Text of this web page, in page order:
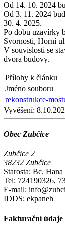
Od 14. 10. 2024
Od 3. 11. 2024
30. 4. 2025.
Po dobu uzavírky
Svornosti, Horní
V souvislosti se
dvora budovy.
Přílohy k článku
Jméno souboru
rekonstrukce-
Vyvěšení:
Obec Zubčice
Zubčice 2
38232 Zubčice
Starosta: Bc. Hana
Tel: 724190326,
E-mail:
IDDS: ekpaneh
Fakturační údaje